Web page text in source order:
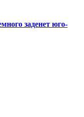
заденет юго-